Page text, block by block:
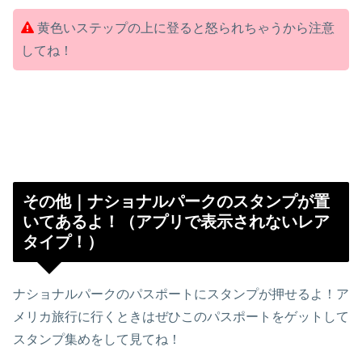
黄色いステップの上に登ると怒られちゃうから注意
してね！
その他｜ナショナルパークのスタンプが置
いてあるよ！（アプリで表示されないレア
タイプ！）
ナショナルパークのパスポートにスタンプが押せるよ！ア
メリカ旅行に行くときはぜひこのパスポートをゲットして
スタンプ集めをして見てね！